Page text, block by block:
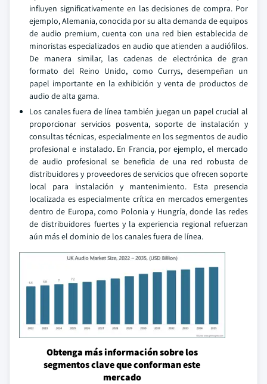
influyen significativamente en las decisiones de compra. Por
ejemplo, Alemania, conocida por su alta demanda de equipos
de audio premium, cuenta con una red bien establecida de
minoristas especializados en audio que atienden a audiófilos.
De manera similar, las cadenas de electrónica de gran
formato del Reino Unido, como Currys, desempeñan un
papel importante en la exhibición y venta de productos de
audio de alta gama.
Los canales fuera de línea también juegan un papel crucial al
proporcionar servicios posventa, soporte de instalación y
consultas técnicas, especialmente en los segmentos de audio
profesional e instalado. En Francia, por ejemplo, el mercado
de audio profesional se beneficia de una red robusta de
distribuidores y proveedores de servicios que ofrecen soporte
local para instalación y mantenimiento. Esta presencia
localizada es especialmente crítica en mercados emergentes
dentro de Europa, como Polonia y Hungría, donde las redes
de distribuidores fuertes y la experiencia regional refuerzan
aún más el dominio de los canales fuera de línea.
Obtenga más información sobre los
segmentos clave que conforman este
mercado